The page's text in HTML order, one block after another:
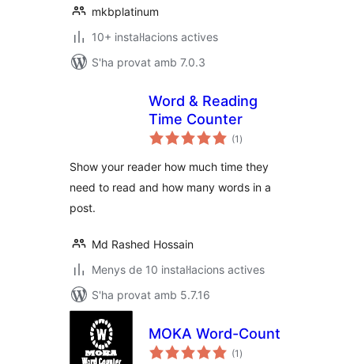
mkbplatinum
10+ instal·lacions actives
S'ha provat amb 7.0.3
Word & Reading
Time Counter
(1 puntuacions
totals
)
Show your reader how much time they
need to read and how many words in a
post.
Md Rashed Hossain
Menys de 10 instal·lacions actives
S'ha provat amb 5.7.16
MOKA Word-Count
(1 puntuacions
totals
)